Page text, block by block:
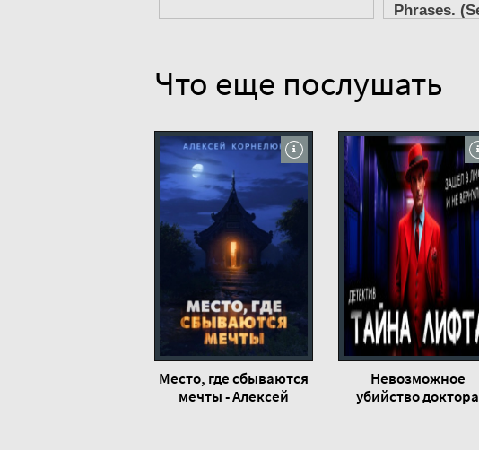
Что еще послушать
Место, где сбываются
мечты - Алексей
Невозможное
убийство доктора